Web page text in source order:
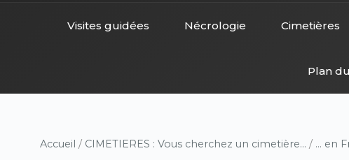
Visites guidées Nécrologie Cimetières
Plan
Accueil / CIMETIERES : Vous cherchez un cimetière... / ... en